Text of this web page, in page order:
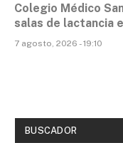
Colegio Médico
salas de lactancia
7 agosto, 2026 - 19:10
BUSCADOR